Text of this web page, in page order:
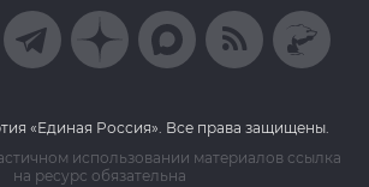
«Единая Россия». Все права защищены.
использовании материалов ссылка
на ресурс обязательна